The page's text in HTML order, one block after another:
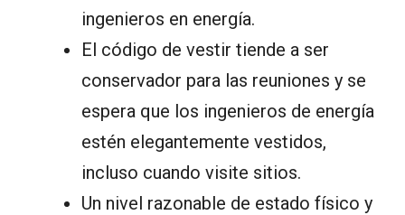
ingenieros en energía.
El código de vestir tiende a ser
conservador para las reuniones y se
espera que los ingenieros de energía
estén elegantemente vestidos,
incluso cuando visite sitios.
Un nivel razonable de estado físico y